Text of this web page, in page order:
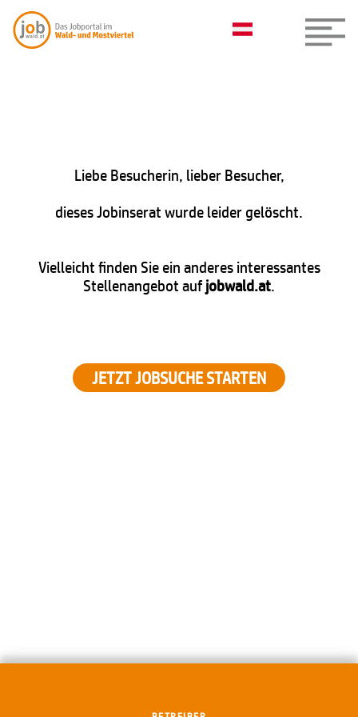
Liebe Besucherin, lieber Besucher,
dieses Jobinserat wurde leider gelöscht.
Vielleicht finden Sie ein anderes interessantes
Stellenangebot aufjobwald.at.
JETZT JOBSUCHE STARTEN